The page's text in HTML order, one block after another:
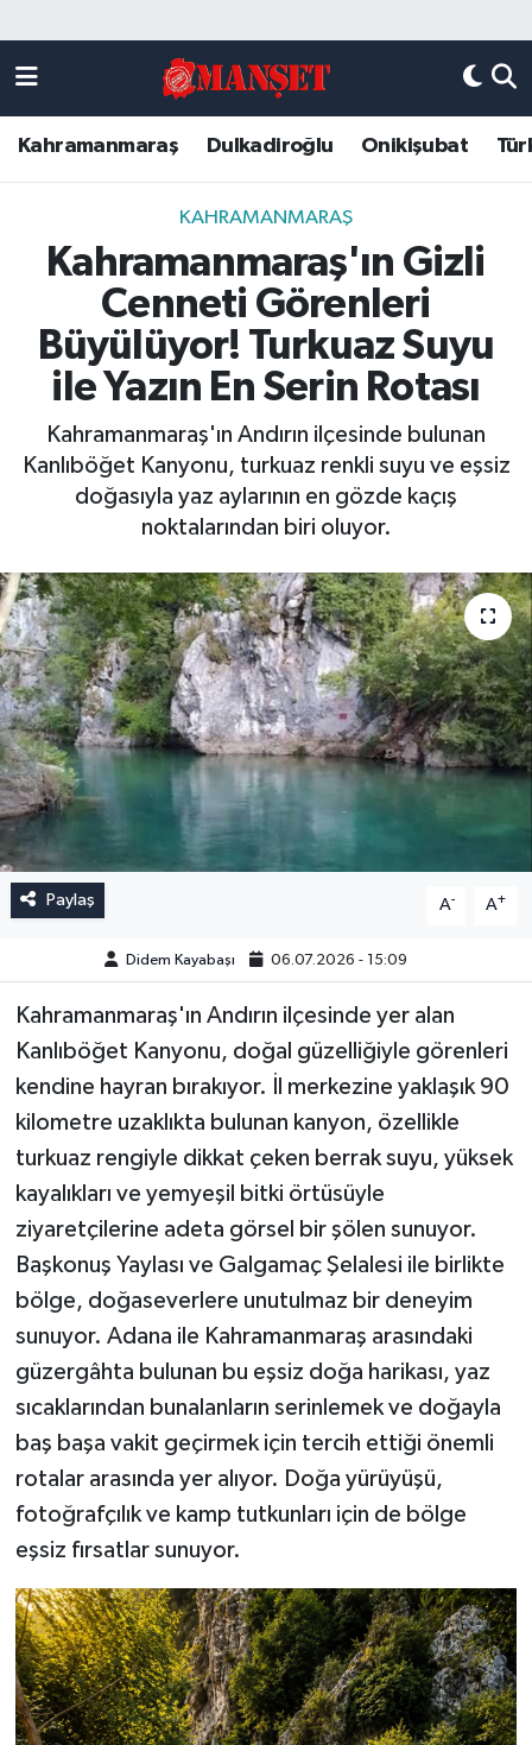
Kahramanmaraş Dulkadiroğlu Onikişubat
KAHRAMANMARAŞ
Kahramanmaraş'ın Gizli
Cenneti Görenleri
Büyülüyor! Turkuaz Suyu
ile Yazın En Serin Rotası
Kahramanmaraş'ın Andırın ilçesinde bulunan
Kanlıböğet Kanyonu, turkuaz renkli suyu ve eşsiz
doğasıyla yaz aylarının en gözde kaçış
noktalarından biri oluyor.
Paylaş A- A+
Didem Kayabaşı 06.07.2026 - 15:09
Kahramanmaraş'ın Andırın ilçesinde yer alan
Kanlıböğet Kanyonu, doğal güzelliğiyle görenleri
kendine hayran bırakıyor. İl merkezine yaklaşık 90
kilometre uzaklıkta bulunan kanyon, özellikle
turkuaz rengiyle dikkat çeken berrak suyu, yüksek
kayalıkları ve yemyeşil bitki örtüsüyle
ziyaretçilerine adeta görsel bir şölen sunuyor.
Başkonuş Yaylası ve Galgamaç Şelalesi ile birlikte
bölge, doğaseverlere unutulmaz bir deneyim
sunuyor. Adana ile Kahramanmaraş arasındaki
güzergâhta bulunan bu eşsiz doğa harikası, yaz
sıcaklarından bunalanların serinlemek ve doğayla
baş başa vakit geçirmek için tercih ettiği önemli
rotalar arasında yer alıyor. Doğa yürüyüşü,
fotoğrafçılık ve kamp tutkunları için de bölge
eşsiz fırsatlar sunuyor.
DULKADİROĞLU
KAHRAMANMARAŞ
ONİKİŞUBAT
ÖZEL HABER
Künye
Kahramanmaraş Nöbetçi Eczaneler
Kahramanmaraş Hava Durumu
Kahramanmaraş Trafik Yoğunluk Haritası
Süper Lig Puan Durumu ve Fikstür
Tüm Manşetler
Son Dakika Haberleri
Haber Arşivi